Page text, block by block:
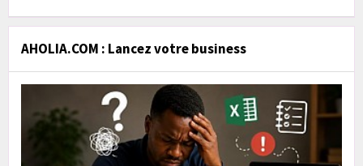
AHOLIA.COM : Lancez votre business